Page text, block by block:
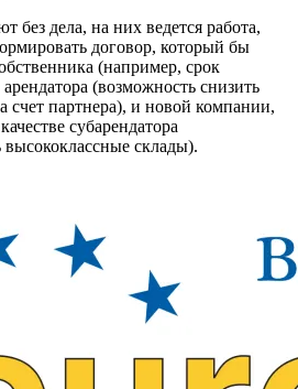
без дела, на них ведется работа,
договор, который бы
(например, срок
(возможность снизить
счет партнера), и новой компании,
субарендатора
склады).